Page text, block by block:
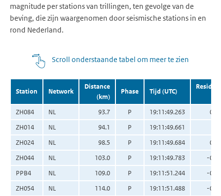
magnitude per stations van trillingen, ten gevolge van de
beving, die zijn waargenomen door seismische stations in en
rond Nederland.
Scroll onderstaande tabel om meer te zien
Station Network
Distance
(km)
Phase Tijd (UTC)
Residual
ZH084
NL 93.7 P 19:11:49.263
0.37
ZH014
NL 94.1 P 19:11:49.661
ZH024
NL 98.5 P 19:11:49.684
0.01
ZH044
NL 103.0 P 19:11:49.783
-0.59
PPB4
NL 109.0 P 19:11:51.244
-0.17
ZH054
NL 114.0 P 19:11:51.488
-0.62